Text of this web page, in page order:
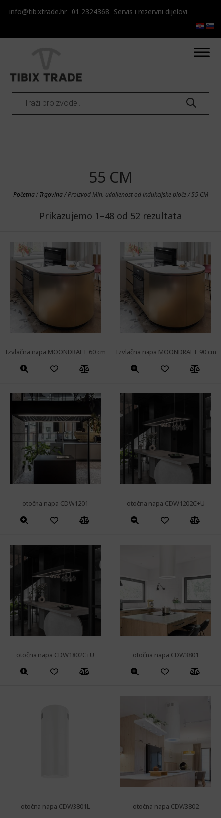
info@tibixtrade.hr 01 2324368 Servis i rezervni dijelovi​​
Products
search
55 CM
Početna/Trgovina/ Proizvod Min. udaljenost od indukcijske ploče / 55 CM
Prikazujemo 1–48 od 52 rezultata
Izvlačna napa MOONDRAFT 60 cm Izvlačna napa MOONDRAFT 90 cm
otočna napa CDW1201 otočna napa CDW1202C+U
otočna napa CDW1802C+U otočna napa CDW3801
otočna napa CDW3801L otočna napa CDW3802